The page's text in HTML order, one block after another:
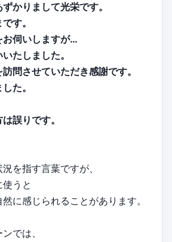
かりまして光栄です。
す。
お伺いしますが…
たしました。
問させていただき感謝です。
た。
誤りです。
を指す言葉ですが、
うと
に感じられることがあります。
では、